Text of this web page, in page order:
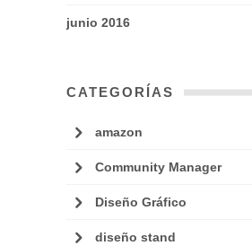
junio 2016
CATEGORÍAS
amazon
Community Manager
Diseño Gráfico
diseño stand